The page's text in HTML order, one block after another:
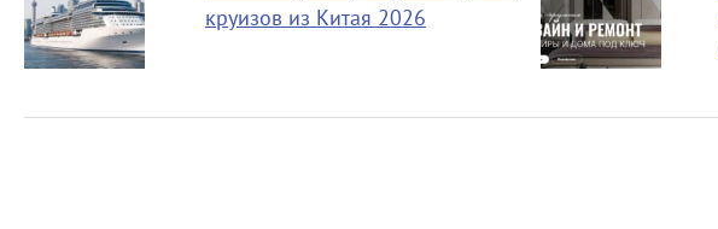
круизов из Китая 2026